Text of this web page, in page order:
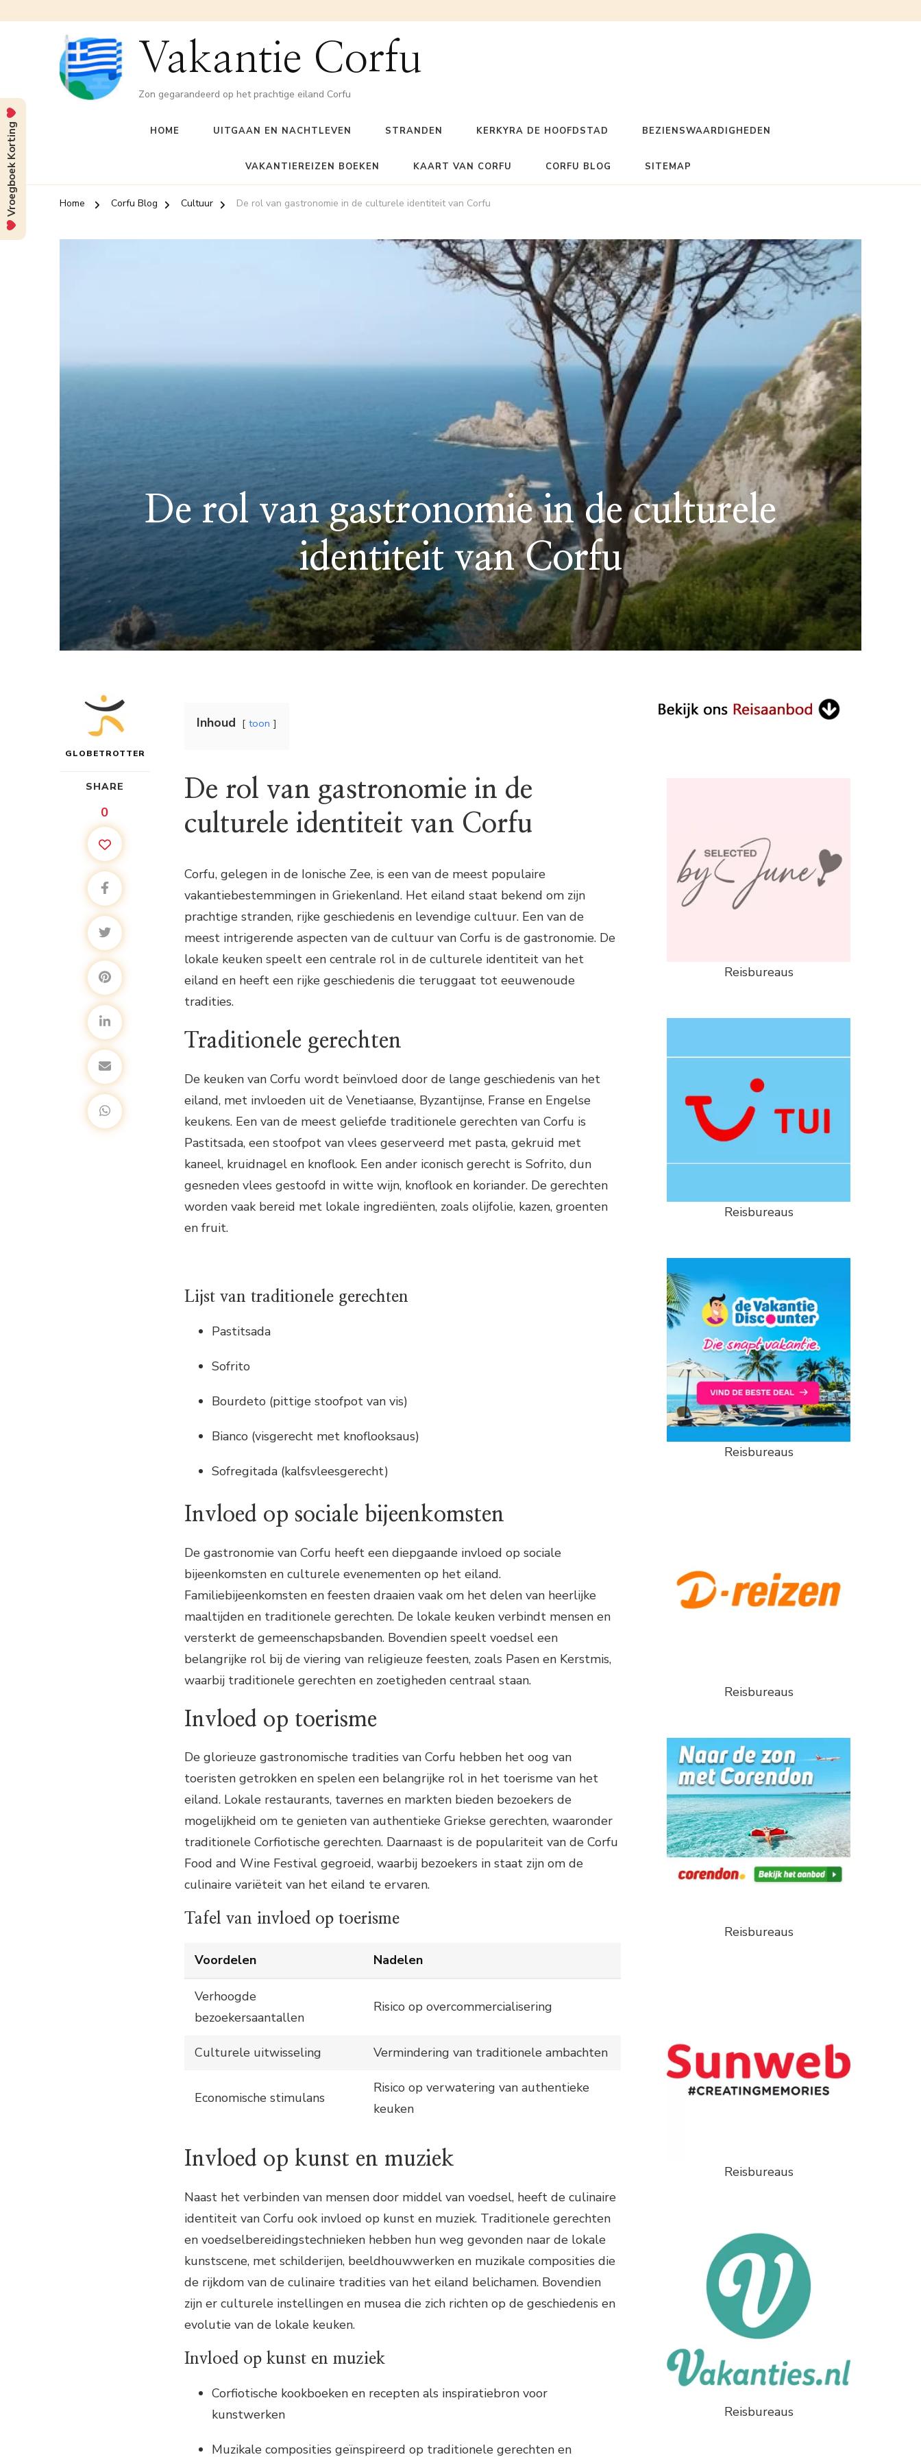
Vakantie Corfu
Zon gegarandeerd op het prachtige eiland Corfu
HOME UITGAAN EN NACHTLEVEN STRANDEN KERKYRA DE HOOFDSTAD BEZIENSWAARDIGHEDEN
VAKANTIEREIZEN BOEKEN KAART VAN CORFU CORFU BLOG SITEMAP
Home Corfu Blog Cultuur De rol van gastronomie in de culturele identiteit van Corfu
De rol van gastronomie in de culturele
identiteit van Corfu
GLOBETROTTER
SHARE
0
Inhoud toon
De rol van gastronomie in de
culturele identiteit van Corfu
Corfu, gelegen in de Ionische Zee, is een van de meest populaire
vakantiebestemmingen in Griekenland. Het eiland staat bekend om zijn
prachtige stranden, rijke geschiedenis en levendige cultuur. Een van de
meest intrigerende aspecten van de cultuur van Corfu is de gastronomie. De
lokale keuken speelt een centrale rol in de culturele identiteit van het
eiland en heeft een rijke geschiedenis die teruggaat tot eeuwenoude
tradities.
Traditionele gerechten
De keuken van Corfu wordt beïnvloed door de lange geschiedenis van het
eiland, met invloeden uit de Venetiaanse, Byzantijnse, Franse en Engelse
keukens. Een van de meest geliefde traditionele gerechten van Corfu is
Pastitsada, een stoofpot van vlees geserveerd met pasta, gekruid met
kaneel, kruidnagel en knoflook. Een ander iconisch gerecht is Sofrito, dun
gesneden vlees gestoofd in witte wijn, knoflook en koriander. De gerechten
worden vaak bereid met lokale ingrediënten, zoals olijfolie, kazen, groenten
en fruit.
Lijst van traditionele gerechten
Pastitsada
Sofrito
Bourdeto (pittige stoofpot van vis)
Bianco (visgerecht met knoflooksaus)
Sofregitada (kalfsvleesgerecht)
Invloed op sociale bijeenkomsten
De gastronomie van Corfu heeft een diepgaande invloed op sociale
bijeenkomsten en culturele evenementen op het eiland.
Familiebijeenkomsten en feesten draaien vaak om het delen van heerlijke
maaltijden en traditionele gerechten. De lokale keuken verbindt mensen en
versterkt de gemeenschapsbanden. Bovendien speelt voedsel een
belangrijke rol bij de viering van religieuze feesten, zoals Pasen en Kerstmis,
waarbij traditionele gerechten en zoetigheden centraal staan.
Invloed op toerisme
De glorieuze gastronomische tradities van Corfu hebben het oog van
toeristen getrokken en spelen een belangrijke rol in het toerisme van het
eiland. Lokale restaurants, tavernes en markten bieden bezoekers de
mogelijkheid om te genieten van authentieke Griekse gerechten, waaronder
traditionele Corfiotische gerechten. Daarnaast is de populariteit van de Corfu
Food and Wine Festival gegroeid, waarbij bezoekers in staat zijn om de
culinaire variëteit van het eiland te ervaren.
Tafel van invloed op toerisme
Voordelen Nadelen
Verhoogde
bezoekersaantallen
Risico op overcommercialisering
Culturele uitwisseling Vermindering van traditionele ambachten
Economische stimulans
Risico op verwatering van authentieke
keuken
Invloed op kunst en muziek
Naast het verbinden van mensen door middel van voedsel, heeft de culinaire
identiteit van Corfu ook invloed op kunst en muziek. Traditionele gerechten
en voedselbereidingstechnieken hebben hun weg gevonden naar de lokale
kunstscene, met schilderijen, beeldhouwwerken en muzikale composities die
de rijkdom van de culinaire tradities van het eiland belichamen. Bovendien
zijn er culturele instellingen en musea die zich richten op de geschiedenis en
evolutie van de lokale keuken.
Invloed op kunst en muziek
Corfiotische kookboeken en recepten als inspiratiebron voor
kunstwerken
Muzikale composities geïnspireerd op traditionele gerechten en
Reisbureaus
Reisbureaus
Reisbureaus
Reisbureaus
Reisbureaus
Reisbureaus
Reisbureaus
Vroegboek Korting